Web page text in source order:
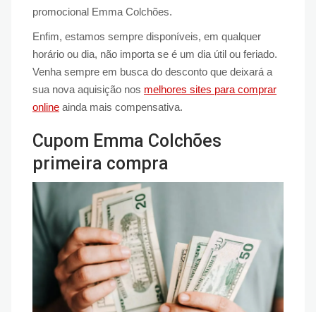
promocional Emma Colchões.
Enfim, estamos sempre disponíveis, em qualquer
horário ou dia, não importa se é um dia útil ou feriado.
Venha sempre em busca do desconto que deixará a
sua nova aquisição nos melhores sites para comprar
online ainda mais compensativa.
Cupom Emma Colchões
primeira compra